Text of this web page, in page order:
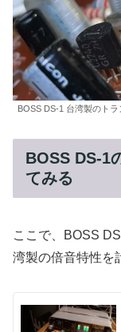
BOSS DS-1 台湾製のトラ
BOSS DS-1
てみる
ここで、BOSS
湾製の倍音特性を